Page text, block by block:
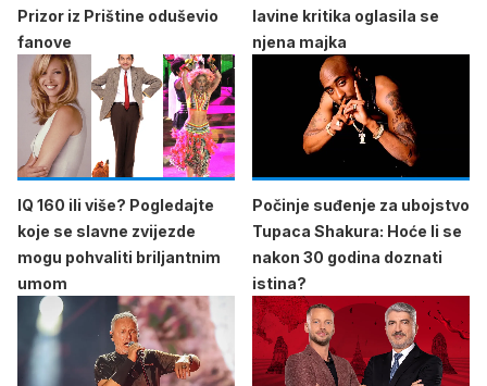
Prizor iz Prištine oduševio
fanove
lavine kritika oglasila se
njena majka
IQ 160 ili više? Pogledajte
koje se slavne zvijezde
mogu pohvaliti briljantnim
umom
Počinje suđenje za ubojstvo
Tupaca Shakura: Hoće li se
nakon 30 godina doznati
istina?